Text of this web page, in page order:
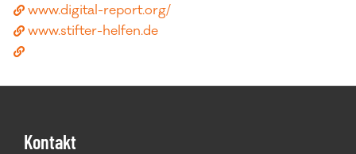
www.digital-report.org/
www.stifter-helfen.de
Kontakt